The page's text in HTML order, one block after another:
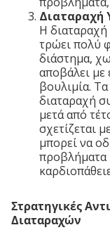
Διαταραχή
Η διαταραχή
τρώει πολύ
διάστημα,
αποβάλει
βουλιμία.
διαταραχή
μετά από
σχετίζεται
μπορεί να
προβλήματα
Στρατηγικές
Διαταραχών